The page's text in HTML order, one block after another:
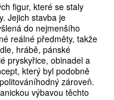
figur, které se staly
Jejich stavba je
do nejmenšího
reálné předměty, takže
hrábě, pánské
pryskyřice, obinadel a
který byl podobně
zároveň.
výbavou těchto